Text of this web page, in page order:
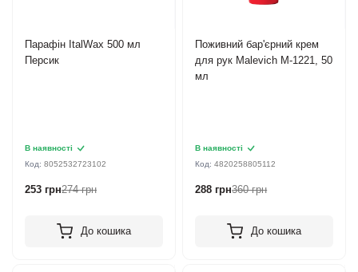
Парафін ItalWax 500 мл
Персик
В наявності
Код: 8052532723102
253 грн274 грн
До кошика
Поживний бар'єрний крем
для рук Malevich M-1221, 50
мл
В наявності
Код:4820258805112
288 грн360 грн
До кошика